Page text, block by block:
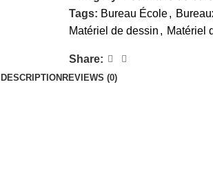
Tags: Bureau École,
Matériel de dessin , Matériel
Share:
DESCRIPTION REVIEWS (0)